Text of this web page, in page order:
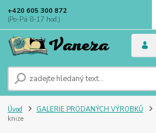
+420 605 300 872
(Po-Pá 8-17 hod.)
Úvod GALERIE PRODANÝCH VÝROBKŮ
knize